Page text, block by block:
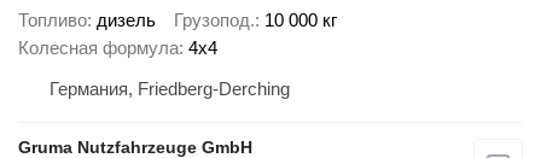
Топливо дизель Грузопод. 10 000 кг
Колесная формула 4x4
Германия, Friedberg-Derching
Gruma Nutzfahrzeuge GmbH